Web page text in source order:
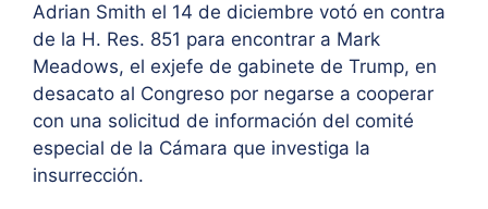
Adrian Smith el 14 de diciembre votó en contra
de la H. Res. 851 para encontrar a Mark
Meadows, el exjefe de gabinete de Trump, en
desacato al Congreso por negarse a cooperar
con una solicitud de información del comité
especial de la Cámara que investiga la
insurrección.